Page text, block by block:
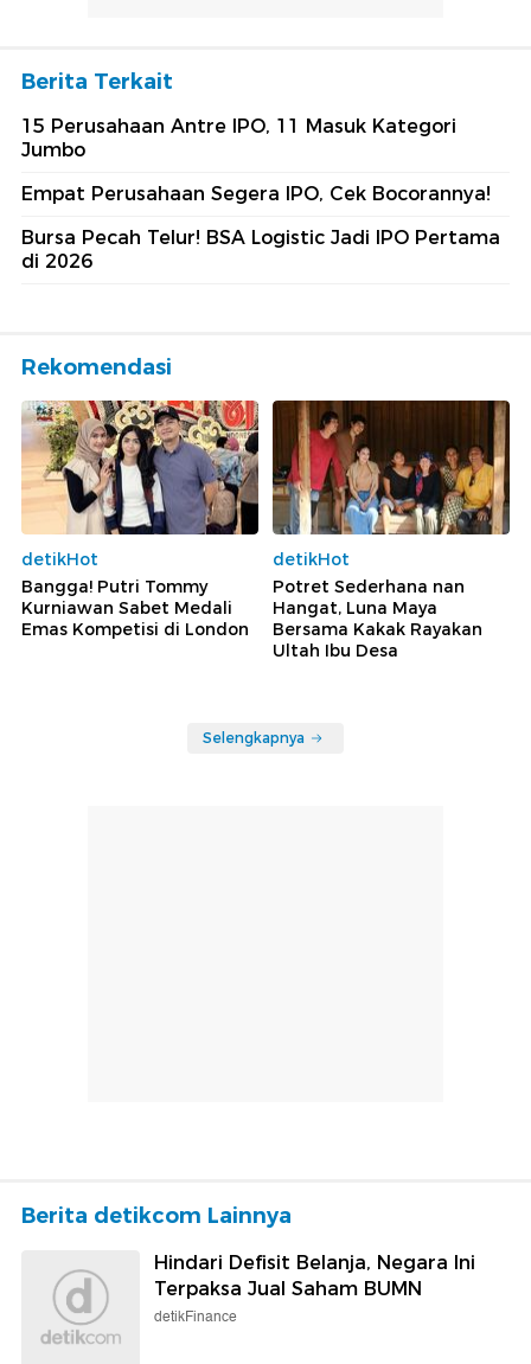
Berita Terkait
15 Perusahaan Antre IPO, 11 Masuk Kategori
Jumbo
Empat Perusahaan Segera IPO, Cek Bocorannya!
Bursa Pecah Telur! BSA Logistic Jadi IPO Pertama
di 2026
Rekomendasi
detikHot
Bangga! Putri Tommy
Kurniawan Sabet Medali
Emas Kompetisi di London
detikHot
Potret Sederhana nan
Hangat, Luna Maya
Bersama Kakak Rayakan
Ultah Ibu Desa
Selengkapnya
Berita detikcom Lainnya
Hindari Defisit Belanja, Negara Ini
Terpaksa Jual Saham BUMN
detikFinance